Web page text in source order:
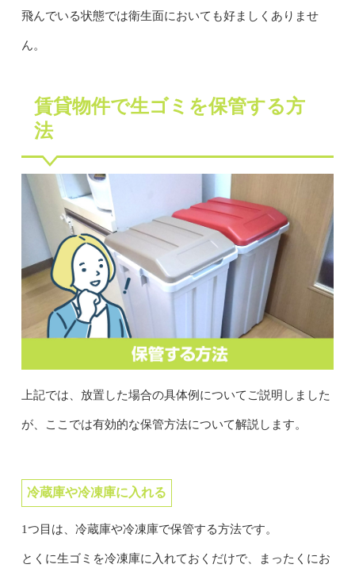
飛んでいる状態では衛生面においても好ましくありませ
ん。
賃貸物件で生ゴミを保管する方
法
上記では、放置した場合の具体例についてご説明しました
が、ここでは有効的な保管方法について解説します。
冷蔵庫や冷凍庫に入れる
1つ目は、冷蔵庫や冷凍庫で保管する方法です。
とくに生ゴミを冷凍庫に入れておくだけで、まったくにお